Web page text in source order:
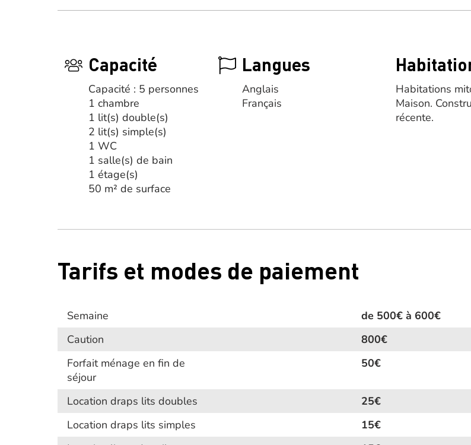
Capacité
Capacité : 5 personnes
1 chambre
1 lit(s) double(s)
2 lit(s) simple(s)
1 WC
1 salle(s) de bain
1 étage(s)
50 m² de surface
Langues
Anglais
Français
Habitations
Maison.
récente.
Tarifs et modes de paiement
Semaine
de 500€ à 600€
Caution
800€
Forfait ménage en fin de
séjour
50€
Location draps lits doubles
25€
Location draps lits simples
15€